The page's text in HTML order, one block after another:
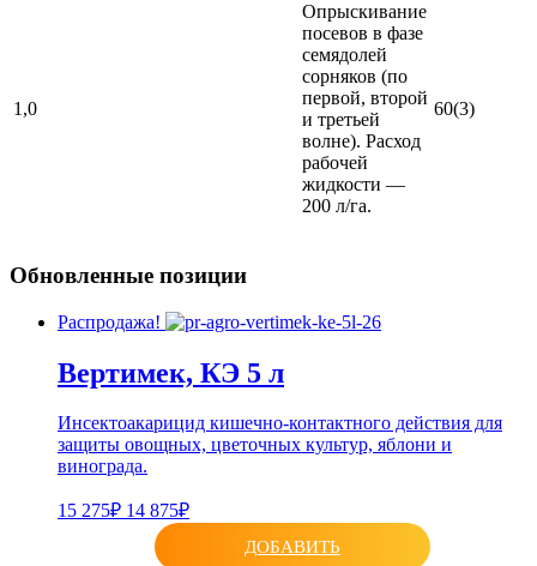
1,0
Опрыскивание
посевов в фазе
семядолей
сорняков (по
первой, второй
и третьей
волне). Расход
рабочей
жидкости —
200 л/га.
60(3)
Обновленные позиции
Распродажа!
Вертимек, КЭ 5 л
Инсектоакарицид кишечно-контактного действия для
защиты овощных, цветочных культур, яблони и
винограда.
15 275₽ 14 875₽
ДОБАВИТЬ